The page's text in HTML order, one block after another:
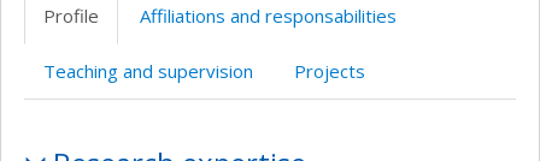
(faculté,département,école)
Profile Affiliations and responsabilities
Teaching and supervision Projects